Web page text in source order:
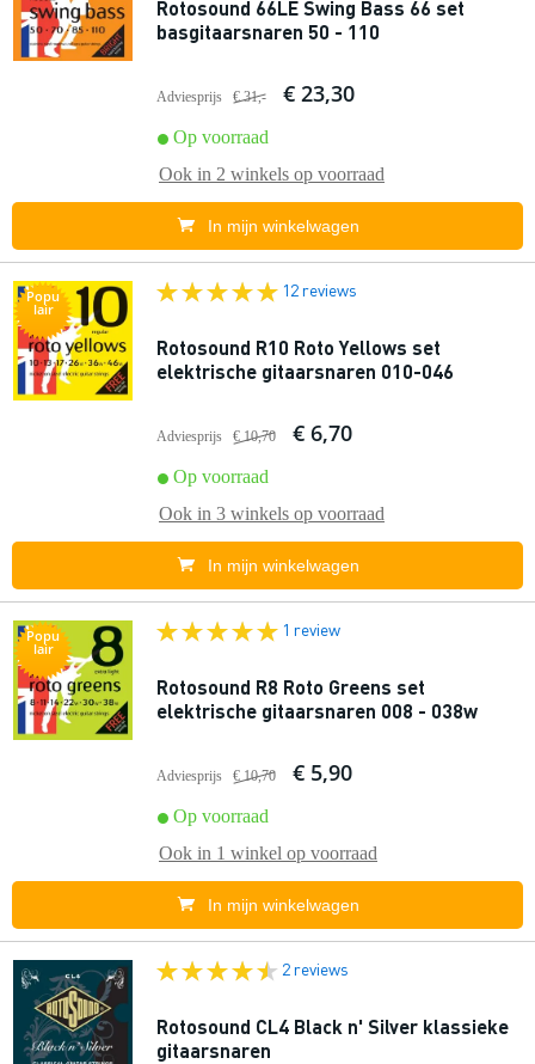
Rotosound 66LE Swing Bass 66 set
basgitaarsnaren 50 - 110
Adviesprijs € 31,- € 23,30
Op voorraad
Ook in 2 winkels op voorraad
In mijn winkelwagen
Popu
lair
12 reviews
Rotosound R10 Roto Yellows set
elektrische gitaarsnaren 010-046
Adviesprijs € 10,70 € 6,70
Op voorraad
Ook in 3 winkels op voorraad
In mijn winkelwagen
Popu
lair
1 review
Rotosound R8 Roto Greens set
elektrische gitaarsnaren 008 - 038w
Adviesprijs € 10,70 € 5,90
Op voorraad
Ook in 1 winkel op voorraad
In mijn winkelwagen
2 reviews
Rotosound CL4 Black n' Silver klassieke
gitaarsnaren